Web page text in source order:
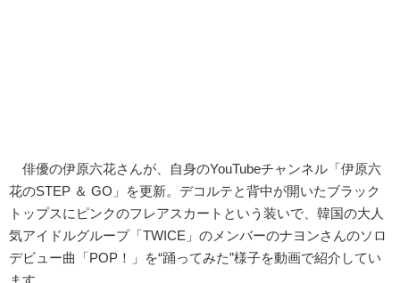
俳優の伊原六花さんが、自身のYouTubeチャンネル「伊原六
花のSTEP ＆ GO」を更新。デコルテと背中が開いたブラック
トップスにピンクのフレアスカートという装いで、韓国の大人
気アイドルグループ「TWICE」のメンバーのナヨンさんのソロ
デビュー曲「POP！」を“踊ってみた”様子を動画で紹介してい
ます。